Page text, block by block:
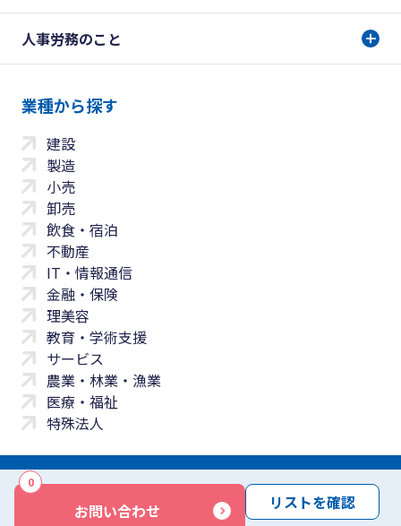
お問い合わせ
0
リストを確認
人事労務のこと
業種から探す
建設
製造
小売
卸売
飲食・宿泊
不動産
IT・情報通信
金融・保険
理美容
教育・学術支援
サービス
農業・林業・漁業
医療・福祉
特殊法人
サイトマップ 免責事項 サービス利用規約
商標について反社会勢力に対する基本方針 お問い合わせ